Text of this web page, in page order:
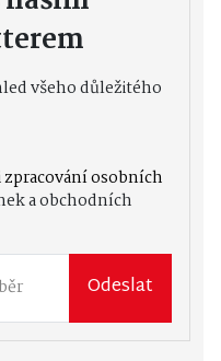
všeho důležitého
zpracování osobních
a obchodních
Odeslat